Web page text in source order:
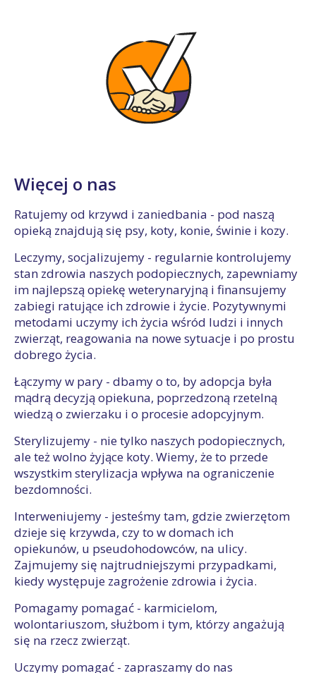
Więcej o nas
Ratujemy od krzywd i zaniedbania - pod naszą
opieką znajdują się psy, koty, konie, świnie i kozy.
Leczymy, socjalizujemy - regularnie kontrolujemy
stan zdrowia naszych podopiecznych, zapewniamy
im najlepszą opiekę weterynaryjną i finansujemy
zabiegi ratujące ich zdrowie i życie. Pozytywnymi
metodami uczymy ich życia wśród ludzi i innych
zwierząt, reagowania na nowe sytuacje i po prostu
dobrego życia.
Łączymy w pary - dbamy o to, by adopcja była
mądrą decyzją opiekuna, poprzedzoną rzetelną
wiedzą o zwierzaku i o procesie adopcyjnym.
Sterylizujemy - nie tylko naszych podopiecznych,
ale też wolno żyjące koty. Wiemy, że to przede
wszystkim sterylizacja wpływa na ograniczenie
bezdomności.
Interweniujemy - jesteśmy tam, gdzie zwierzętom
dzieje się krzywda, czy to w domach ich
opiekunów, u pseudohodowców, na ulicy.
Zajmujemy się najtrudniejszymi przypadkami,
kiedy występuje zagrożenie zdrowia i życia.
Pomagamy pomagać - karmicielom,
wolontariuszom, służbom i tym, którzy angażują
się na rzecz zwierząt.
Uczymy pomagać - zapraszamy do nas